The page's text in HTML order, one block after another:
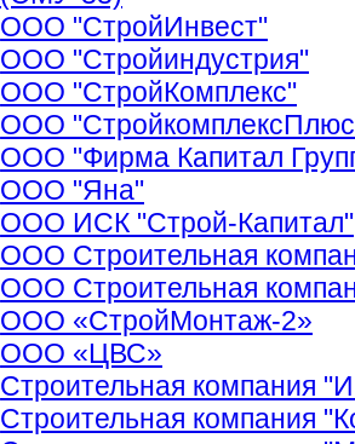
ООО "СтройИнвест"
ООО "Стройиндустрия"
ООО "СтройКомплекс"
ООО
ООО "Фирма Капитал
ООО "Яна"
ООО ИСК "Строй-Капитал"
ООО Строительная
ООО Строительная
ООО «СтройМонтаж-2»
ООО «ЦВС»
Строительная компания
Строительная компания